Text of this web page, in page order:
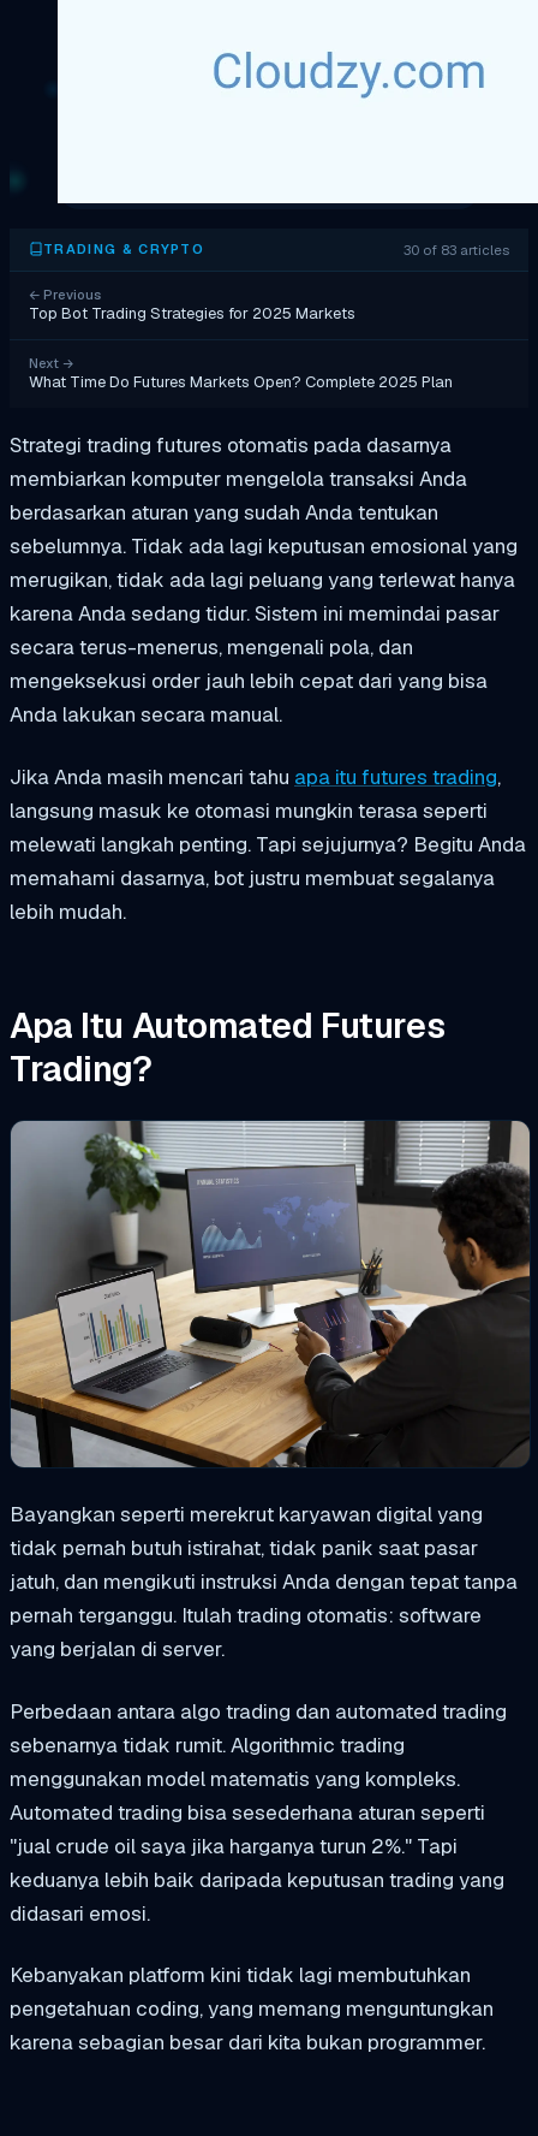
TRADING & CRYPTO 30 of 83 articles
← Previous
Top Bot Trading Strategies for 2025 Markets
Next →
What Time Do Futures Markets Open? Complete 2025 Plan
Strategi trading futures otomatis pada dasarnya
membiarkan komputer mengelola transaksi Anda
berdasarkan aturan yang sudah Anda tentukan
sebelumnya. Tidak ada lagi keputusan emosional yang
merugikan, tidak ada lagi peluang yang terlewat hanya
karena Anda sedang tidur. Sistem ini memindai pasar
secara terus-menerus, mengenali pola, dan
mengeksekusi order jauh lebih cepat dari yang bisa
Anda lakukan secara manual.
Jika Anda masih mencari tahu apa itu futures trading,
langsung masuk ke otomasi mungkin terasa seperti
melewati langkah penting. Tapi sejujurnya? Begitu Anda
memahami dasarnya, bot justru membuat segalanya
lebih mudah.
Apa Itu Automated Futures
Trading?
Bayangkan seperti merekrut karyawan digital yang
tidak pernah butuh istirahat, tidak panik saat pasar
jatuh, dan mengikuti instruksi Anda dengan tepat tanpa
pernah terganggu. Itulah trading otomatis: software
yang berjalan di server.
Perbedaan antara algo trading dan automated trading
sebenarnya tidak rumit. Algorithmic trading
menggunakan model matematis yang kompleks.
Automated trading bisa sesederhana aturan seperti
"jual crude oil saya jika harganya turun 2%." Tapi
keduanya lebih baik daripada keputusan trading yang
didasari emosi.
Kebanyakan platform kini tidak lagi membutuhkan
pengetahuan coding, yang memang menguntungkan
karena sebagian besar dari kita bukan programmer.